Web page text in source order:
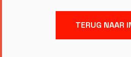
TERUG NAAR